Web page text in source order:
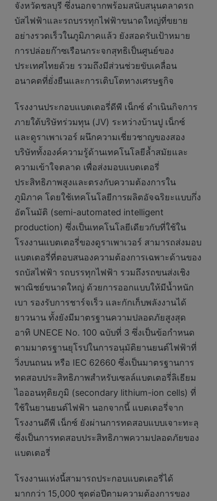
จังหวัดชลบุรี ซึ่งนอกจากพร้อมสนับสนุนตลาดรถ
บัสไฟฟ้าและรถบรรทุกไฟฟ้าขนาดใหญ่ที่ขยาย
อย่างรวดเร็วในภูมิภาคแล้ว ยังสอดรับเป้าหมาย
การปล่อยก๊าซเรือนกระจกสุทธิเป็นศูนย์ของ
ประเทศไทยด้วย รวมถึงมีส่วนช่วยขับเคลื่อน
อนาคตที่ยั่งยืนและการเติบโตทางเศรษฐกิจ
โรงงานประกอบแบตเตอรี่ดีพี เน็กซ์ ดำเนินกิจการ
ภายใต้บริษัทร่วมทุน (JV) ระหว่างบ้านปู เน็กซ์
และดูราเพาเวอร์ ผนึกความเชี่ยวชาญของสอง
บริษัททั้งองค์ความรู้ด้านเทคโนโลยีล้ำสมัยและ
ความเข้าใจตลาด เพื่อส่งมอบแบตเตอรี่
ประสิทธิภาพสูงและตรงกับความต้องการใน
ภูมิภาค โดยใช้เทคโนโลยีการผลิตอัจฉริยะแบบกึ่ง
อัตโนมัติ (semi-automated intelligent
production) ซึ่งเป็นเทคโนโลยีเดียวกับที่ใช้ใน
โรงงานแบตเตอรี่ของดูราเพาเวอร์ สามารถส่งมอบ
แบตเตอรี่ที่ตอบสนองความต้องการเฉพาะด้านของ
รถบัสไฟฟ้า รถบรรทุกไฟฟ้า รวมถึงรถขนส่งเชิง
พาณิชย์ขนาดใหญ่ ด้วยการออกแบบให้มีน้ำหนัก
เบา รองรับการชาร์จเร็ว และกักเก็บพลังงานได้
ยาวนาน ทั้งยังมีมาตรฐานความปลอดภัยสูงสุด
อาทิ UNECE No. 100 ฉบับที่ 3 ซึ่งเป็นข้อกำหนด
ตามมาตรฐานยุโรปในการอนุมัติยานยนต์ไฟฟ้าที่
วิ่งบนถนน หรือ IEC 62660 ซึ่งเป็นมาตรฐานการ
ทดสอบประสิทธิภาพสำหรับเซลล์แบตเตอรี่ลิเธียม
ไอออนทุติยภูมิ (secondary lithium-ion cells) ที่
ใช้ในยานยนต์ไฟฟ้า นอกจากนี้ แบตเตอรี่จาก
โรงงานดีพี เน็กซ์ ยังผ่านการทดสอบแบบเจาะทะลุ
ซึ่งเป็นการทดสอบประสิทธิภาพความปลอดภัยของ
แบตเตอรี่
โรงงานแห่งนี้สามารถประกอบแบตเตอรี่ได้
มากกว่า 15,000 ชุดต่อปีตามความต้องการของ